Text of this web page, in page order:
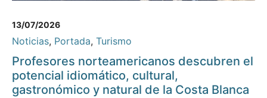
13/07/2026
Noticias, Portada, Turismo
Profesores norteamericanos descubren el
potencial idiomático, cultural,
gastronómico y natural de la Costa Blanca